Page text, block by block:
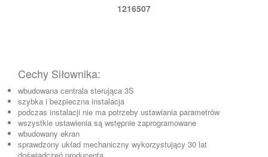
1216507
Cechy Siłownika:
wbudowana centrala sterująca 3S
szybka i bezpieczna instalacja
podczas instalacji nie ma potrzeby ustawiania parametrów
wszystkie ustawienia są wstępnie zaprogramowane
wbudowany ekran
sprawdzony układ mechaniczny wykorzystujący 30 lat